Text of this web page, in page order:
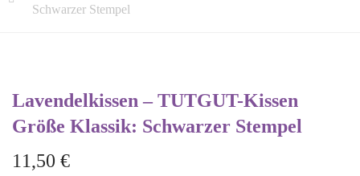
Schwarzer Stempel
Lavendelkissen – TUTGUT-Kissen
Größe Klassik: Schwarzer Stempel
11,50 €